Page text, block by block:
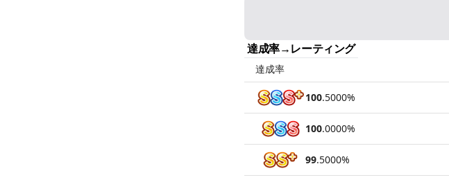
達成率→レーティング
達成率
100.5000%
100.0000%
99.5000%